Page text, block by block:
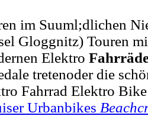
im Suuml;dlichen
Gloggnitz) Touren
Elektro
tretenoder die
Fahrrad Elektro Bike
Urbanbikes